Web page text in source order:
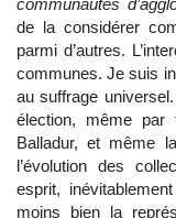
de la considérer
parmi d’autres.
communes. Je suis
au suffrage
élection, même par
Balladur, et même
l’évolution des
esprit,
moins bien la